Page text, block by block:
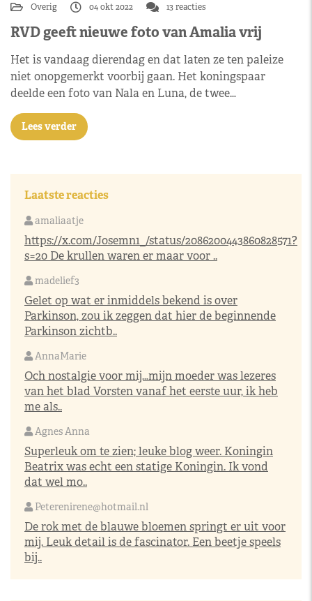
Overig 04 okt 2022 13 reacties
RVD geeft nieuwe foto van Amalia vrij
Het is vandaag dierendag en dat laten ze ten paleize
niet onopgemerkt voorbij gaan. Het koningspaar
deelde een foto van Nala en Luna, de twee…
Lees verder
Laatste reacties
amaliaatje
https://x.com/Josemn1_/status/2086200443860828571?
s=20 De krullen waren er maar voor ..
madelief3
Gelet op wat er inmiddels bekend is over
Parkinson, zou ik zeggen dat hier de beginnende
Parkinson zichtb..
AnnaMarie
Och nostalgie voor mij…mijn moeder was lezeres
van het blad Vorsten vanaf het eerste uur, ik heb
me als..
Agnes Anna
Superleuk om te zien; leuke blog weer. Koningin
Beatrix was echt een statige Koningin. Ik vond
dat wel mo..
Peterenirene@hotmail.nl
De rok met de blauwe bloemen springt er uit voor
mij. Leuk detail is de fascinator. Een beetje speels
bij..